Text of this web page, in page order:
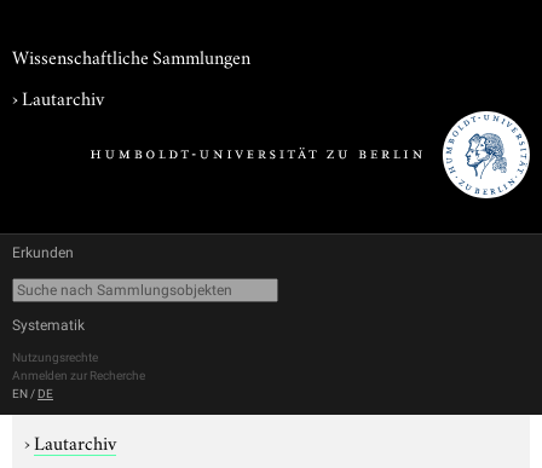
Wissenschaftliche Sammlungen
›Lautarchiv
Erkunden
Systematik
Nutzungsrechte
Anmelden zur Recherche
EN / DE
›Lautarchiv